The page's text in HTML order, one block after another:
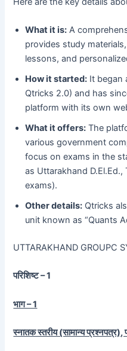
What it is: A
provides study
lessons, and
How it started: It began
Qtricks 2.0) and has
platform with its own
What it offers: The
various government
focus on exams in the
as Uttarakhand D.El.Ed.,
exams).
Other details: Qtricks
unit known as “Quants
UTTARAKHAND GROUPC
परिशिष्ट – 1
भाग – 1
स्नातक स्तरीय (सामान्य प्रश्नपत्र),